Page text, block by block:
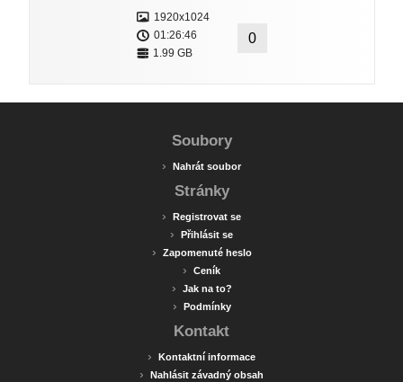
1920x1024
01:26:46
1.99 GB
0
Soubory
› Nahrát soubor
Stránky
› Registrovat se
› Přihlásit se
› Zapomenuté heslo
› Ceník
› Jak na to?
› Podmínky
Kontakt
› Kontaktní informace
› Nahlásit závadný obsah